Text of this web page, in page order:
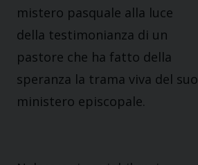
mistero pasquale alla luce
della testimonianza di un
pastore che ha fatto della
speranza la trama viva del suo
ministero episcopale.